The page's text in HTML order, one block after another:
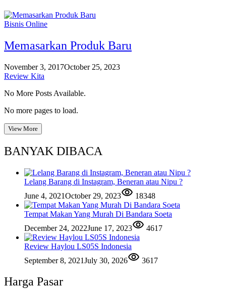
Bisnis Online
Memasarkan Produk Baru
November 3, 2017October 25, 2023
Review Kita
No More Posts Available.
No more pages to load.
View More
BANYAK DIBACA
Lelang Barang di Instagram, Beneran atau Nipu ?
June 4, 2021October 29, 2023 18348
Tempat Makan Yang Murah Di Bandara Soeta
December 24, 2022June 17, 2023 4617
Review Haylou LS05S Indonesia
September 8, 2021July 30, 2026 3617
Harga Pasar